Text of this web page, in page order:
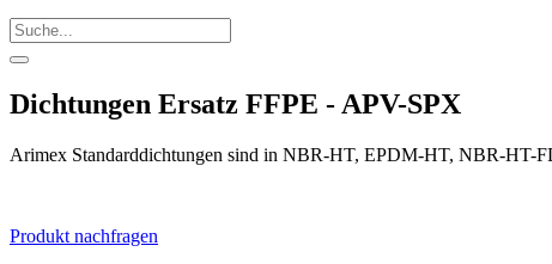
Dichtungen Ersatz FFPE - APV-SPX
Arimex Standarddichtungen sind in NBR-HT, EPDM-HT, NBR-HT-
Produkt nachfragen